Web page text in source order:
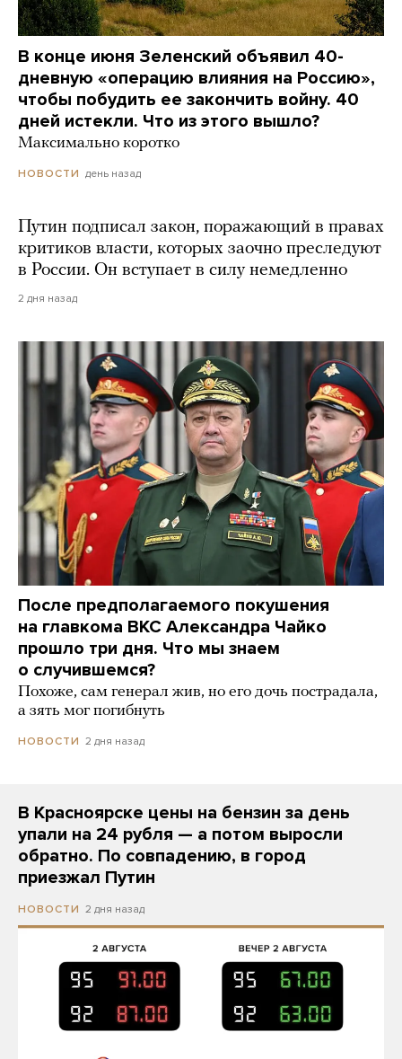
В конце июня Зеленский объявил 40-
дневную «операцию влияния на Россию»,
чтобы побудить ее закончить войну. 40
дней истекли. Что из этого вышло?
Максимально коротко
НОВОСТИ день назад
Путин подписал закон, поражающий в правах
критиков власти, которых заочно преследуют
в России. Он вступает в силу немедленно
2 дня назад
После предполагаемого покушения
на главкома ВКС Александра Чайко
прошло три дня. Что мы знаем
о случившемся?
Похоже, сам генерал жив, но его дочь пострадала,
а зять мог погибнуть
НОВОСТИ 2 дня назад
В Красноярске цены на бензин за день
упали на 24 рубля — а потом выросли
обратно. По совпадению, в город
приезжал Путин
НОВОСТИ 2 дня назад